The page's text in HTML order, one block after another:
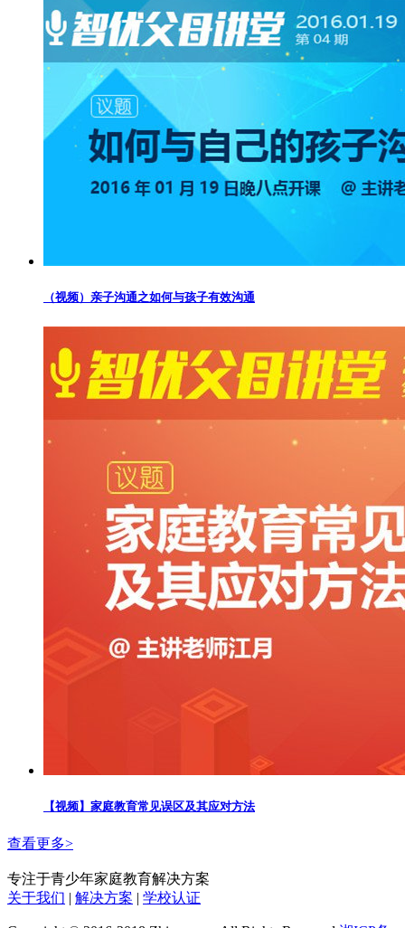
（视频）亲子沟通之如何与孩子有效沟通
【视频】家庭教育常见误区及其应对方法
查看更多>
专注于青少年家庭教育解决方案
关于我们 | 解决方案 | 学校认证